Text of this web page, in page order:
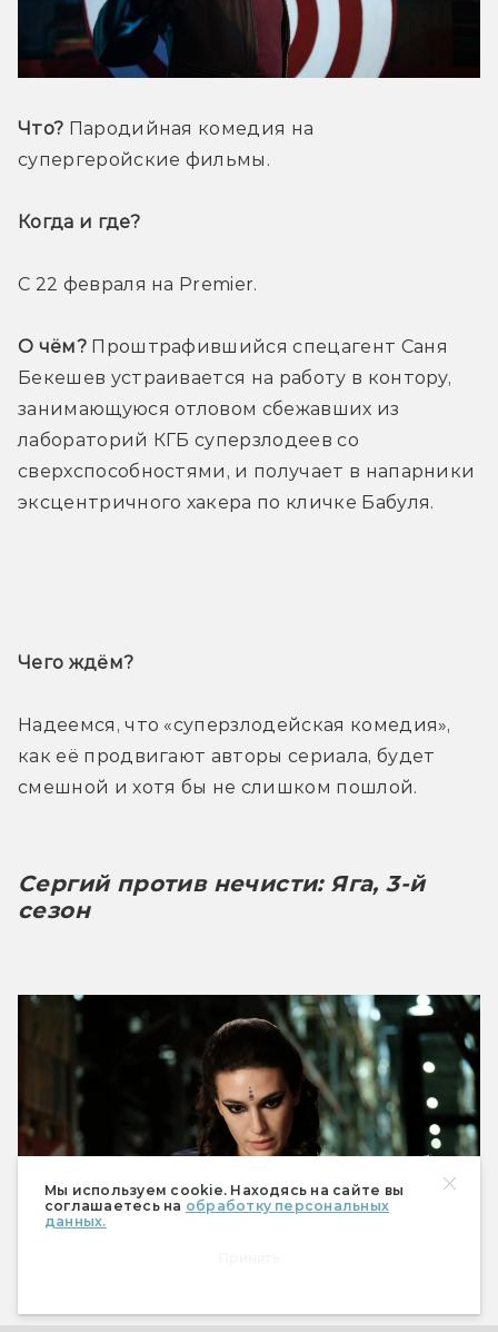
Мы используем cookie. Находясь на сайте вы
соглашаетесь на обработку персональных
данных.
Что? Пародийная комедия на
супергеройские фильмы.
Когда и где?
С 22 февраля на Premier.
О чём? Проштрафившийся спецагент Саня
Бекешев устраивается на работу в контору,
занимающуюся отловом сбежавших из
лабораторий КГБ суперзлодеев со
сверхспособностями, и получает в напарники
эксцентричного хакера по кличке Бабуля.
Чего ждём?
Надеемся, что «суперзлодейская комедия»,
как её продвигают авторы сериала, будет
смешной и хотя бы не слишком пошлой.
Сергий против нечисти: Яга, 3-й
сезон